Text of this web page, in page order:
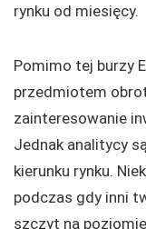
rynku od miesięcy.
Pomimo tej burzy
przedmiotem
zainteresowanie
Jednak analitycy
kierunku rynku.
podczas gdy inni
szczyt na